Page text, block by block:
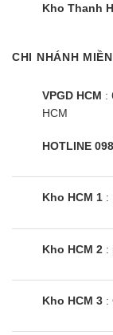
Kho Thanh
CHI NHÁNH
VPGD HCM :
HCM
HOTLINE
Kho HCM 1 :
Kho HCM 2 :
Kho HCM 3 :